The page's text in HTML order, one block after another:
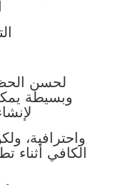
لحسن
وبسيطة
واحترافية،
الكافي